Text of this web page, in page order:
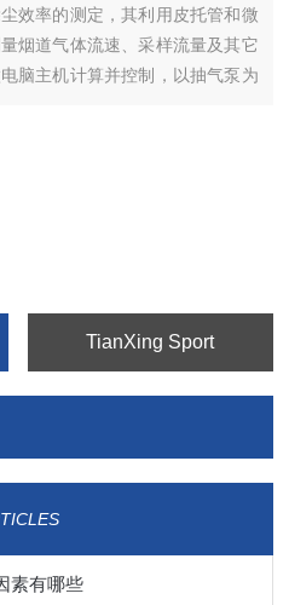
效率的测定，其利用皮托管和微
烟道气体流速、采样流量及其它
脑主机计算并控制，以抽气泵为
模块质量的增量，计算出单位体
TianXing Sport
素有哪些